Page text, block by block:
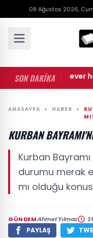
08 Ağustos 2026,
SON DAKİKA
Cansever
ANASAYFA » HABER »
KURBAN
Kurban
durumu merak
mı olduğu
GÜNDEMAhmet Yılmaz
PAYLAŞ